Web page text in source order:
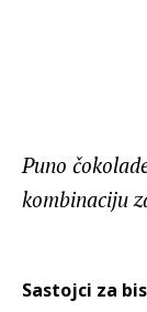
Puno
kombinaciju
Sastojci za